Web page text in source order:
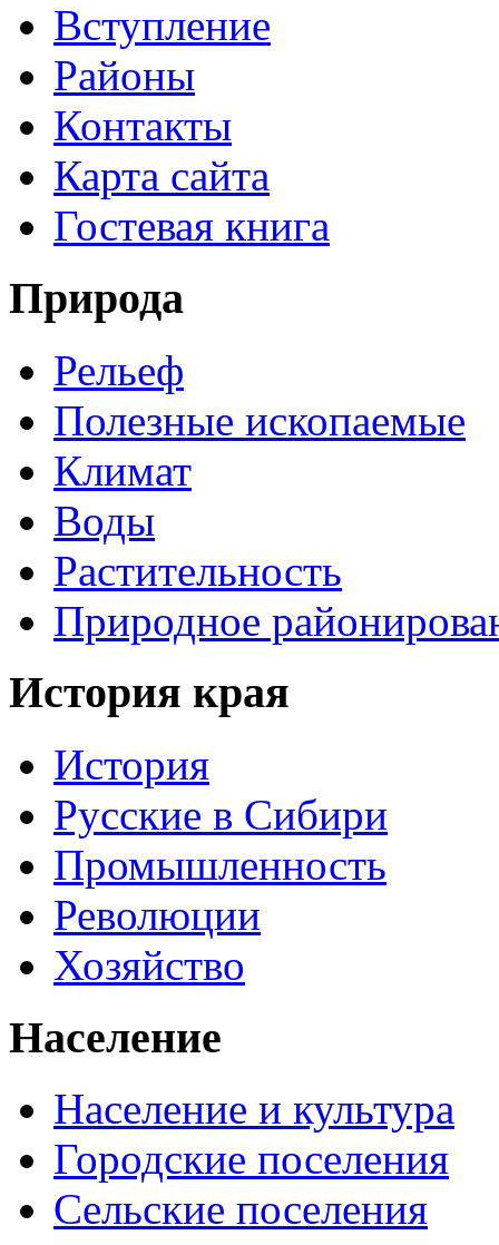
Вступление
Районы
Контакты
Карта сайта
Гостевая книга
Природа
Рельеф
Полезные ископаемые
Климат
Воды
Растительность
Природное
История края
История
Русские в Сибири
Промышленность
Революции
Хозяйство
Население
Население и культура
Городские поселения
Сельские поселения